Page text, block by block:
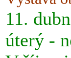
11.
úterý -